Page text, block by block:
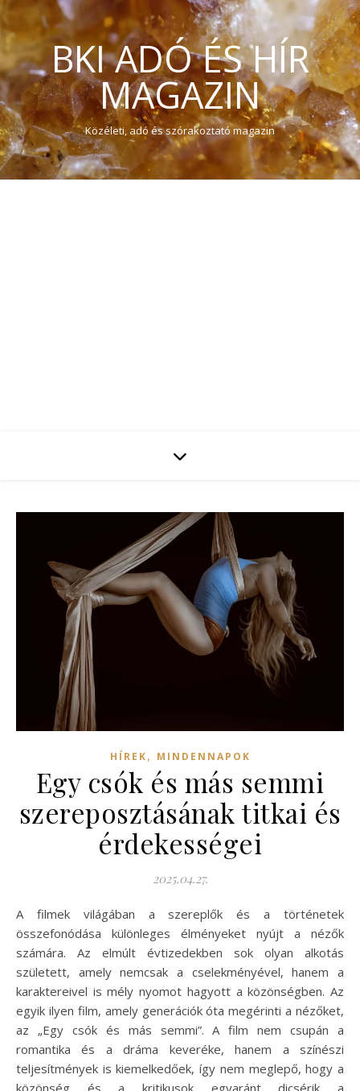
BKI ADÓ ÉS HÍR
MAGAZIN
Közéleti, adó és szórakoztató magazin
HÍREK, MINDENNAPOK
Egy csók és más semmi
szereposztásának titkai és
érdekességei
2025.04.27.
A filmek világában a szereplők és a történetek
összefonódása különleges élményeket nyújt a nézők
számára. Az elmúlt évtizedekben sok olyan alkotás
született, amely nemcsak a cselekményével, hanem a
karaktereivel is mély nyomot hagyott a közönségben. Az
egyik ilyen film, amely generációk óta megérinti a nézőket,
az „Egy csók és más semmi”. A film nem csupán a
romantika és a dráma keveréke, hanem a színészi
teljesítmények is kiemelkedőek, így nem meglepő, hogy a
közönség és a kritikusok egyaránt dicsérik a